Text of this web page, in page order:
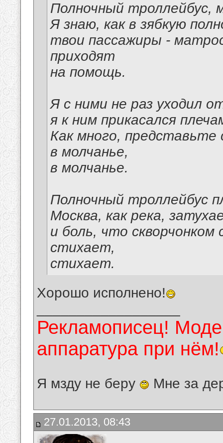
Полночный троллейбус,
Я знаю, как в зябкую
твои пассажиры -
приходят
на помощь.
Я с ними не раз уходил
я к ним прикасался
Как много,
в молчанье,
в молчанье.
Полночный троллейбус
Москва, как река,
и боль, что скворчонком
стихает,
стихает.
Хорошо исполнено!
Рекламописец!
аппаратура при нём!
Я мзду не беру Мне за
27.01.2013, 08:43